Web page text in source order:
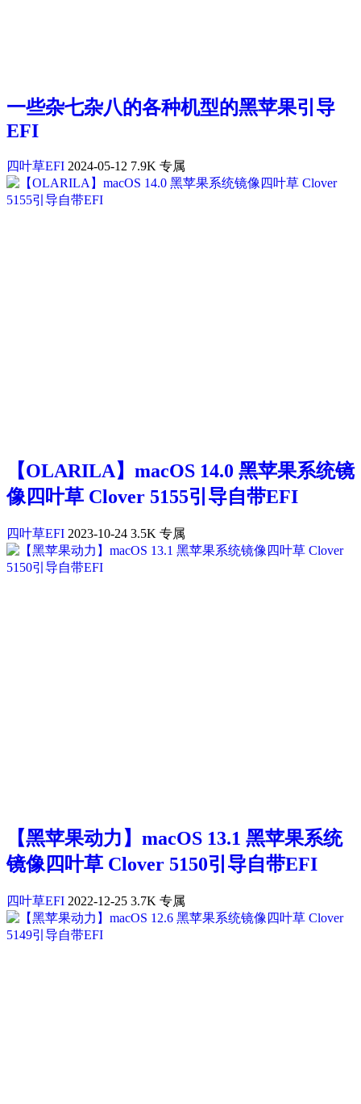
一些杂七杂八的各种机型的黑苹果引导
EFI
四叶草EFI 2024-05-12 7.9K 专属
【OLARILA】macOS 14.0 黑苹果系统镜
像四叶草 Clover 5155引导自带EFI
四叶草EFI 2023-10-24 3.5K 专属
【黑苹果动力】macOS 13.1 黑苹果系统
镜像四叶草 Clover 5150引导自带EFI
四叶草EFI 2022-12-25 3.7K 专属